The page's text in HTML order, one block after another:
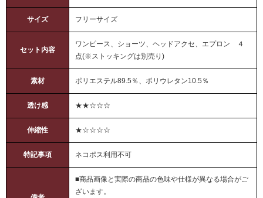
サイズ フリーサイズ
セット内容
ワンピース、ショーツ、ヘッドアクセ、エプロン ４
点(※ストッキングは別売り)
素材 ポリエステル89.5％、ポリウレタン10.5％
透け感 ★★☆☆☆
伸縮性 ★☆☆☆☆
特記事項 ネコポス利用不可
■商品画像と実際の商品の色味や仕様が異なる場合がご
ざいます。